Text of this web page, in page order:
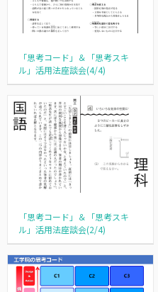
「思考コード」＆「思考スキ
ル」活用法座談会(4/4)
「思考コード」＆「思考スキ
ル」活用法座談会(2/4)